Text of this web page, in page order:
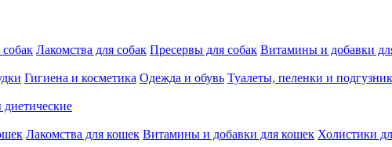
Лакомства для собак Пресервы для собак Витамины и добавки
Гигиена и косметика Одежда и обувь Туалеты, пеленки и
Лакомства для кошек Витамины и добавки для кошек Холистики